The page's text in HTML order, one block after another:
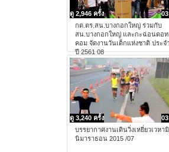
ดู 2,946 ครั้ง
กต.ตร.สน.บางกอกใหญ่ ร่วมกับ
สน.บางกอกใหญ่ และกะฉ่อนดอท
คอม จัดงานวันเด็กแห่งชาติ ประจ
ปี 2561 08
ดู 3,240 ครั้ง
บรรยากาศงานเดินวิ่งเหยี่ยวเวหามิ
นิมาราธอน 2015 /07